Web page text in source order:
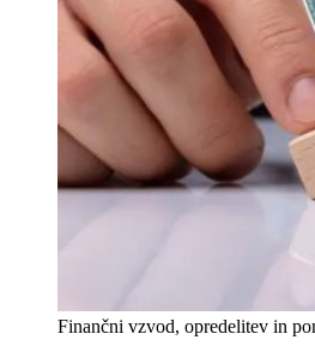
Finančni vzvod, opredelitev in